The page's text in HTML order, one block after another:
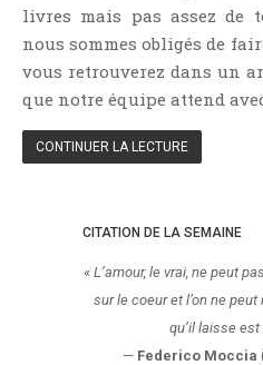
New Adult
Nouvelle
Paranormal
Point Lecture
Roman D'apprentissage
livres mais pas assez de
nous sommes obligés de
vous retrouverez dans un
que notre équipe attend
CONTINUER LA LECTURE
CITATION DE LA SEMAINE
« L’amour, le vrai, ne peut
sur le coeur et l’on ne
qu’il laisse est
— Federico Moccia